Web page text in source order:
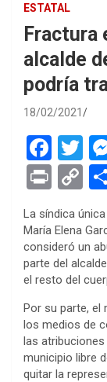
ESTATAL
Fractura
alcalde
podría
18/02/2021
F
a
ce
b
o
o
k
T
wi
tt
er
Pr
in
t
C
o
py
Li
n
k
La síndica
María Elena
consideró un
parte del
el resto del
Por su parte, el
los medios de
las
municipio libre
quitar la